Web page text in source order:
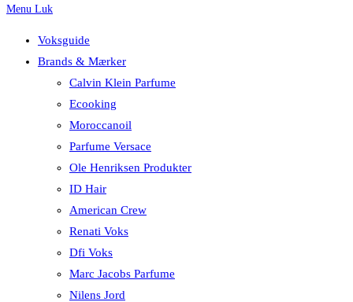
Menu Luk
Voksguide
Brands & Mærker
Calvin Klein Parfume
Ecooking
Moroccanoil
Parfume Versace
Ole Henriksen Produkter
ID Hair
American Crew
Renati Voks
Dfi Voks
Marc Jacobs Parfume
Nilens Jord